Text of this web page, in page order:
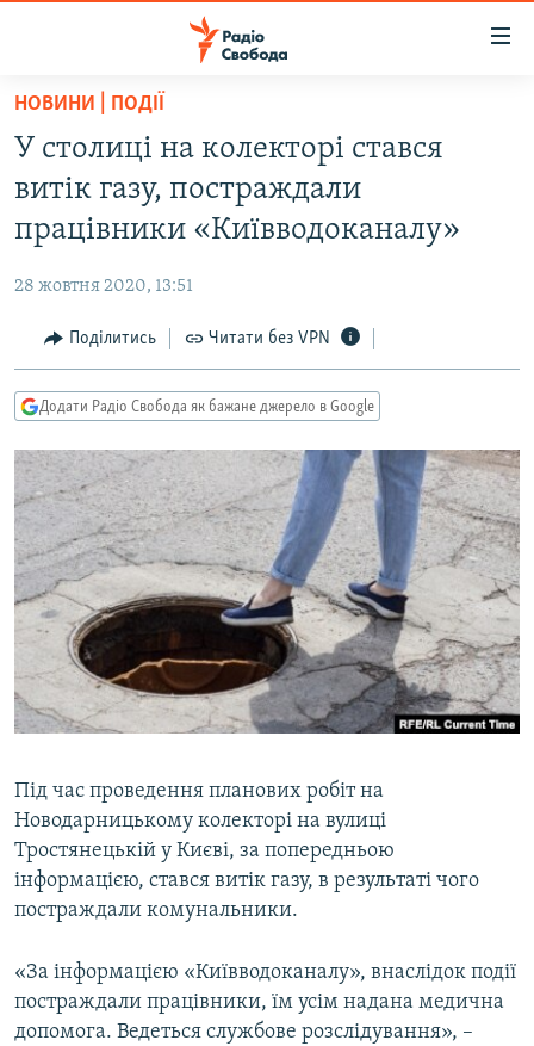
Перейти
основного
матеріалу
до
основної
Перейти
до
пошуку
ВСЕ ЗА ДОБУ
СУСПІЛЬСТВО
УКРАЇНА
СВІТ
РОСІЙСЬКА «ФІЛЬТРАЦІЯ»
ДОНБАС.РЕАЛІЇ
ТИ ЯК?
СХЕМИ
ПРИАЗОВ’Я
КИТАЙ.ВИКЛИКИ
МУЛЬТИМЕДІА
ФОТО
СПЕЦПРОЄКТИ
ПОДКАСТИ
КРИМ РЕАЛІЇ
РУС
УКР
КТАТ
ДОЛУЧАЙСЯ!
НОВИНИ | ПОДІЇ
У столиці на колекторі стався
витік газу, постраждали
працівники «Київводоканалу»
28 жовтня 2020, 13:51
Поділитись Читати без VPN
Додати Радіо Свобода як бажане джерело в Google
Під час проведення планових робіт на
Новодарницькому колекторі на вулиці
Тростянецькій у Києві, за попередньою
інформацією, стався витік газу, в результаті чого
постраждали комунальники.
«За інформацією «Київводоканалу», внаслідок події
постраждали працівники, їм усім надана медична
допомога. Ведеться службове розслідування», –